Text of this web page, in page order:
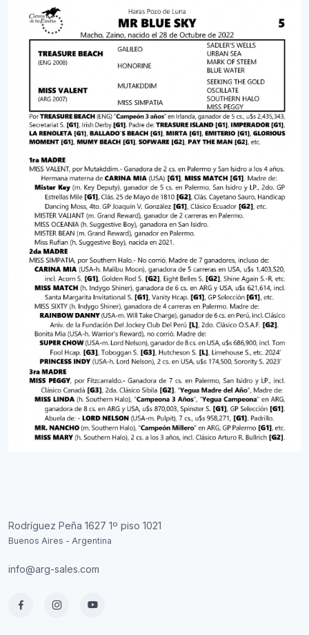
Rodríguez Peña 1627 1º piso 1021
Buenos Aires - Argentina
info@arg-sales.com